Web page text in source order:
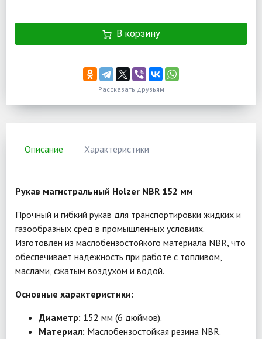
В корзину
Рассказать друзьям
Описание Характеристики
Рукав магистральный Holzer NBR 152 мм
Прочный и гибкий рукав для транспортировки жидких и
газообразных сред в промышленных условиях.
Изготовлен из маслобензостойкого материала NBR, что
обеспечивает надежность при работе с топливом,
маслами, сжатым воздухом и водой.
Основные характеристики:
Диаметр: 152 мм (6 дюймов).
Материал: Маслобензостойкая резина NBR.